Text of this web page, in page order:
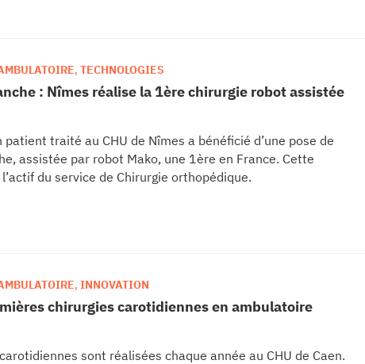
: Nîmes réalise la 1ère chirurgie robot assistée
, TECHNOLOGIES
traité au CHU de Nîmes a bénéficié d’une pose de
assistée par robot Mako, une 1ère en France. Cette
du service de Chirurgie orthopédique.
chirurgies carotidiennes en ambulatoire
, INNOVATION
sont réalisées chaque année au CHU de Caen.